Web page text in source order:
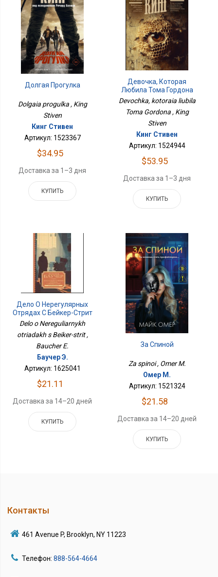
Долгая Прогулка
Dolgaia progulka , King
Stiven
Кинг Стивен
Артикул: 1523367
$34.95
Доставка за 1–3 дня
КУПИТЬ
Девочка, Которая
Любила Тома Гордона
Devochka, kotoraia liubila
Toma Gordona , King
Stiven
Кинг Стивен
Артикул: 1524944
$53.95
Доставка за 1–3 дня
КУПИТЬ
Дело О Нерегулярных
Отрядах С Бейкер-Стрит
Delo o Nereguliarnykh
otriadakh s Beiker-strit ,
Baucher E.
Баучер Э.
Артикул: 1625041
$21.11
Доставка за 14–20 дней
КУПИТЬ
За Спиной
Za spinoi , Omer M.
Омер М.
Артикул: 1521324
$21.58
Доставка за 14–20 дней
КУПИТЬ
Контакты
461 Avenue P, Brooklyn, NY 11223
Телефон: 888-564-4664